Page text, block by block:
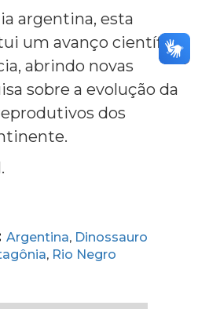
argentina, esta
um avanço científico
abrindo novas
sobre a evolução da
dos
Argentina, Dinossauro
, Rio Negro